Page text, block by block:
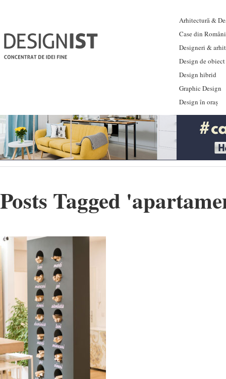
Arhitectură &
Case din
Designeri &
Design de obiect
Design hibrid
Graphic Design
Design în oraș
Posts Tagged '